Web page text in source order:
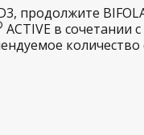
продолжите
ACTIVE в сочетании с
количество